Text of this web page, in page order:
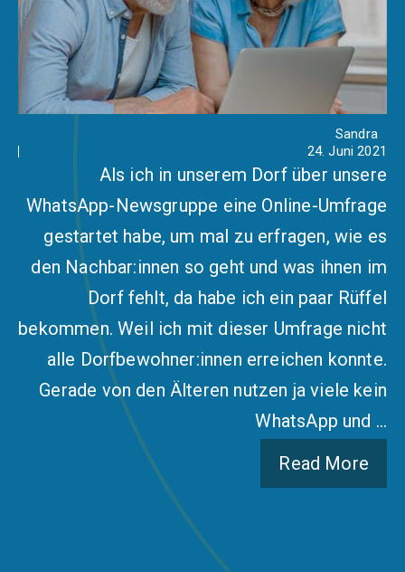
Sandra
24. Juni 2021
Als ich in unserem Dorf über unsere
WhatsApp-Newsgruppe eine Online-Umfrage
gestartet habe, um mal zu erfragen, wie es
den Nachbar:innen so geht und was ihnen im
Dorf fehlt, da habe ich ein paar Rüffel
bekommen. Weil ich mit dieser Umfrage nicht
alle Dorfbewohner:innen erreichen konnte.
Gerade von den Älteren nutzen ja viele kein
WhatsApp und …
Read More